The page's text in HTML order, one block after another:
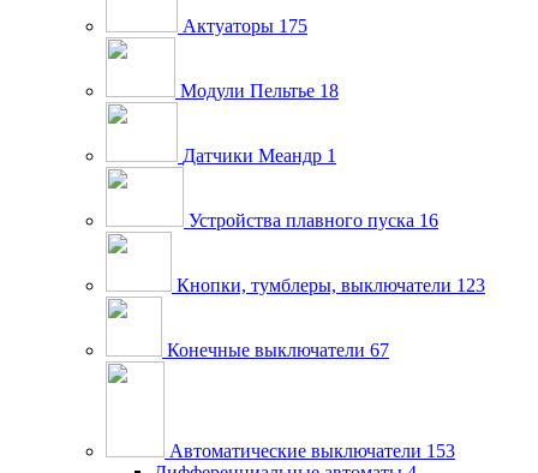
Актуаторы 175
Модули Пельтье 18
Датчики Меандр 1
Устройства плавного пуска 16
Кнопки, тумблеры, выключатели 123
Конечные выключатели 67
Автоматические выключатели 153